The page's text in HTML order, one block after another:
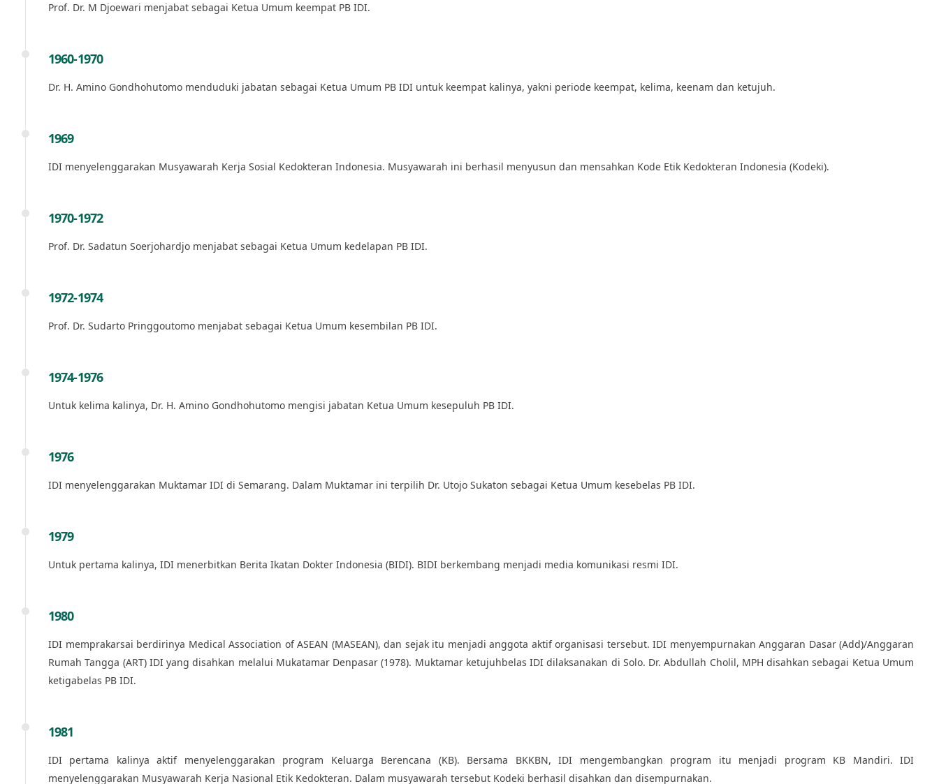
Prof. Dr. M Djoewari menjabat sebagai Ketua Umum keempat PB IDI.
1960-1970
Dr. H. Amino Gondhohutomo menduduki jabatan sebagai Ketua Umum PB IDI untuk keempat kalinya, yakni periode keempat, kelima, keenam dan ketujuh.
1969
IDI menyelenggarakan Musyawarah Kerja Sosial Kedokteran Indonesia. Musyawarah ini berhasil menyusun dan mensahkan Kode Etik Kedokteran Indonesia (Kodeki).
1970-1972
Prof. Dr. Sadatun Soerjohardjo menjabat sebagai Ketua Umum kedelapan PB IDI.
1972-1974
Prof. Dr. Sudarto Pringgoutomo menjabat sebagai Ketua Umum kesembilan PB IDI.
1974-1976
Untuk kelima kalinya, Dr. H. Amino Gondhohutomo mengisi jabatan Ketua Umum kesepuluh PB IDI.
1976
IDI menyelenggarakan Muktamar IDI di Semarang. Dalam Muktamar ini terpilih Dr. Utojo Sukaton sebagai Ketua Umum kesebelas PB IDI.
1979
Untuk pertama kalinya, IDI menerbitkan Berita Ikatan Dokter Indonesia (BIDI). BIDI berkembang menjadi media komunikasi resmi IDI.
1980
IDI memprakarsai berdirinya Medical Association of ASEAN (MASEAN), dan sejak itu menjadi anggota aktif organisasi tersebut. IDI menyempurnakan Anggaran Dasar (Add)/Anggaran
Rumah Tangga (ART) IDI yang disahkan melalui Mukatamar Denpasar (1978). Muktamar ketujuhbelas IDI dilaksanakan di Solo. Dr. Abdullah Cholil, MPH disahkan sebagai Ketua Umum
ketigabelas PB IDI.
1981
IDI pertama kalinya aktif menyelenggarakan program Keluarga Berencana (KB). Bersama BKKBN, IDI mengembangkan program itu menjadi program KB Mandiri. IDI
menyelenggarakan Musyawarah Kerja Nasional Etik Kedokteran. Dalam musyawarah tersebut Kodeki berhasil disahkan dan disempurnakan.